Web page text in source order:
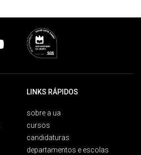
LINKS RÁPIDOS
sobre a ua
cursos
candidaturas
departamentos e escolas